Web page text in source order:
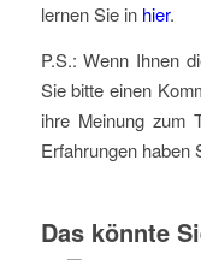
lernen Sie in hier.
P.S.: Wenn Ihnen
Sie bitte einen
ihre Meinung zum
Erfahrungen haben
Das könnte